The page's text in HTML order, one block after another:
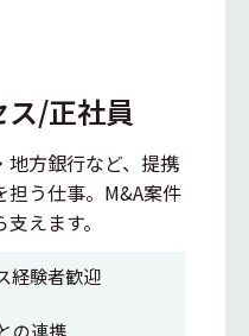
/正社員
地方銀行など、提携
担う仕事。M&A案件
えます。
経験者歓迎
の連携